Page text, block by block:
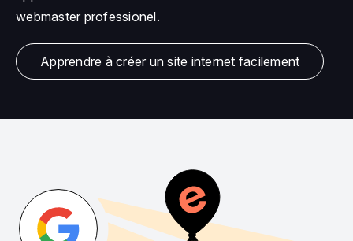
webmaster professionel.
Apprendre à créer un site internet facilement